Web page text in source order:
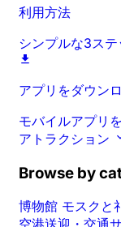
利用方法
シンプルな3ステ
アプリをダウン
モバイルアプリ
アトラクション
Browse by
博物館 モスクと
空港送迎・交通